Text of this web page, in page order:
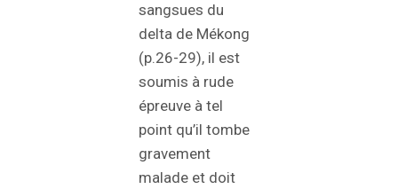
sangsues du
delta de Mékong
(p.26-29), il est
soumis à rude
épreuve à tel
point qu’il tombe
gravement
malade et doit